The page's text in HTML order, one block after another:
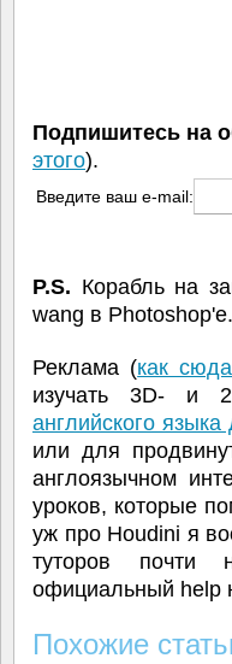
Подпишитесь на
этого).
Введите ваш e-mail:
P.S. Корабль на
wang в
Реклама (как
изучать 3D- и
английского
или для
англоязычном
уроков, которые
уж про Houdini я
туторов почти
официальный help
Похожие